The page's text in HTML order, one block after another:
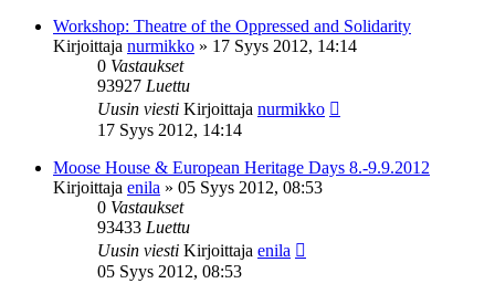
Workshop: Theatre of the Oppressed and Solidarity
Kirjoittaja nurmikko » 17 Syys 2012, 14:14
0 Vastaukset
93927 Luettu
Uusin viesti Kirjoittaja nurmikko
17 Syys 2012, 14:14
Moose House & European Heritage Days 8.-9.9.2012
Kirjoittaja enila » 05 Syys 2012, 08:53
0 Vastaukset
93433 Luettu
Uusin viesti Kirjoittaja enila
05 Syys 2012, 08:53